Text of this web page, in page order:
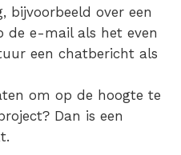
bijvoorbeeld over een
de e-mail als het even
een chatbericht als
om op de hoogte te
Dan is een